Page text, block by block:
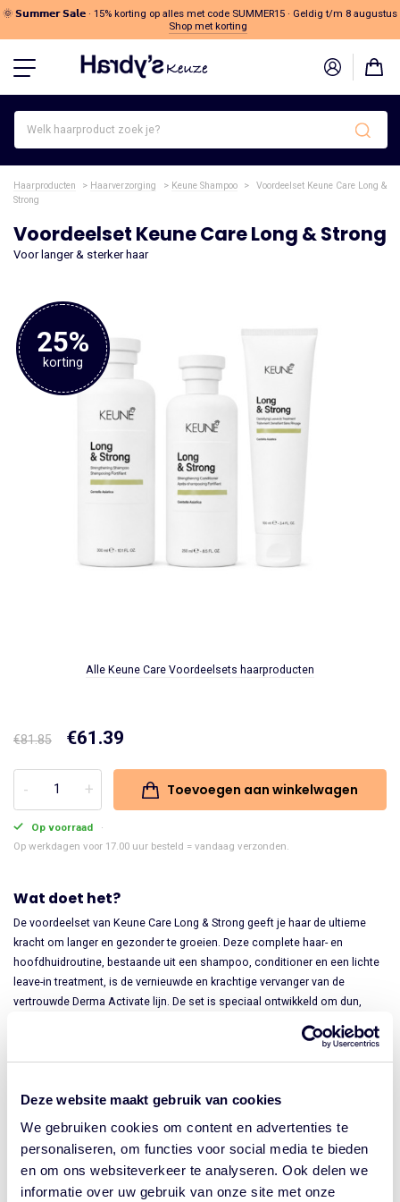
Deze website maakt gebruik van cookies
We gebruiken cookies om content en advertenties te
personaliseren, om functies voor social media te bieden
en om ons websiteverkeer te analyseren. Ook delen we
informatie over uw gebruik van onze site met onze
🌞 𝗦𝘂𝗺𝗺𝗲𝗿 𝗦𝗮𝗹𝗲 · 15% korting op alles met code SUMMER15 · Geldig t/m 8 augustus
Shop met korting
haarproduct
zoek
je?
Haarproducten > Haarverzorging > Keune Shampoo >
Voordeelset Keune Care Long &
Strong
Voordeelset Keune Care Long & Strong
Voor langer & sterker haar
25%
korting
Alle Keune Care Voordeelsets haarproducten
€81.85
Oorspronkelijke
prijs
was:
€81.85.
€61.39
prijs
is:
€61.39.
Keune
Care
Strong
aantal
Toevoegen aan winkelwagen
Op voorraad
Op werkdagen voor 17.00 uur besteld = vandaag verzonden.
Wat doet het?
De voordeelset van Keune Care Long & Strong geeft je haar de ultieme
kracht om langer en gezonder te groeien. Deze complete haar- en
hoofdhuidroutine, bestaande uit een shampoo, conditioner en een lichte
leave-in treatment, is de vernieuwde en krachtige vervanger van de
vertrouwde Derma Activate lijn. De set is speciaal ontwikkeld om dun,
van salonkwaliteit in huis en geniet je van sterker, dikker en zichtbaar
voller haar vanaf de aanzet tot in de punten.
Waarom werkt het?
De innovatieve formule is verrijkt met Centella Asiatica, Marine Density
Infusion en biomimetische peptiden die de haarvezel van binnenuit
versterken en haarbreuk effectief verminderen.
Het voedt de hoofdhuid intensief en verbetert de doorbloeding, wat de